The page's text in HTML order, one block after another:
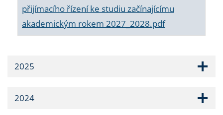
přijímacího řízení ke studiu začínajícímu
akademickým rokem 2027_2028.pdf
2025
2024